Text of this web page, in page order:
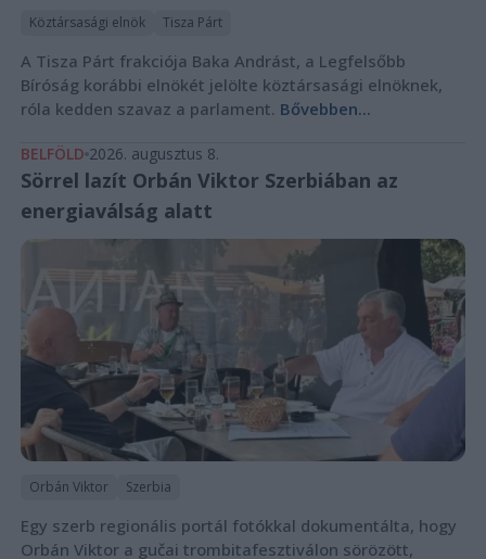
Köztársasági elnök Tisza Párt
A Tisza Párt frakciója Baka Andrást, a Legfelsőbb
Bíróság korábbi elnökét jelölte köztársasági elnöknek,
róla kedden szavaz a parlament. Bővebben...
BELFÖLD 2026. augusztus 8.
Sörrel lazít Orbán Viktor Szerbiában az
energiaválság alatt
Orbán Viktor Szerbia
Egy szerb regionális portál fotókkal dokumentálta, hogy
Orbán Viktor a gučai trombitafesztiválon sörözött,